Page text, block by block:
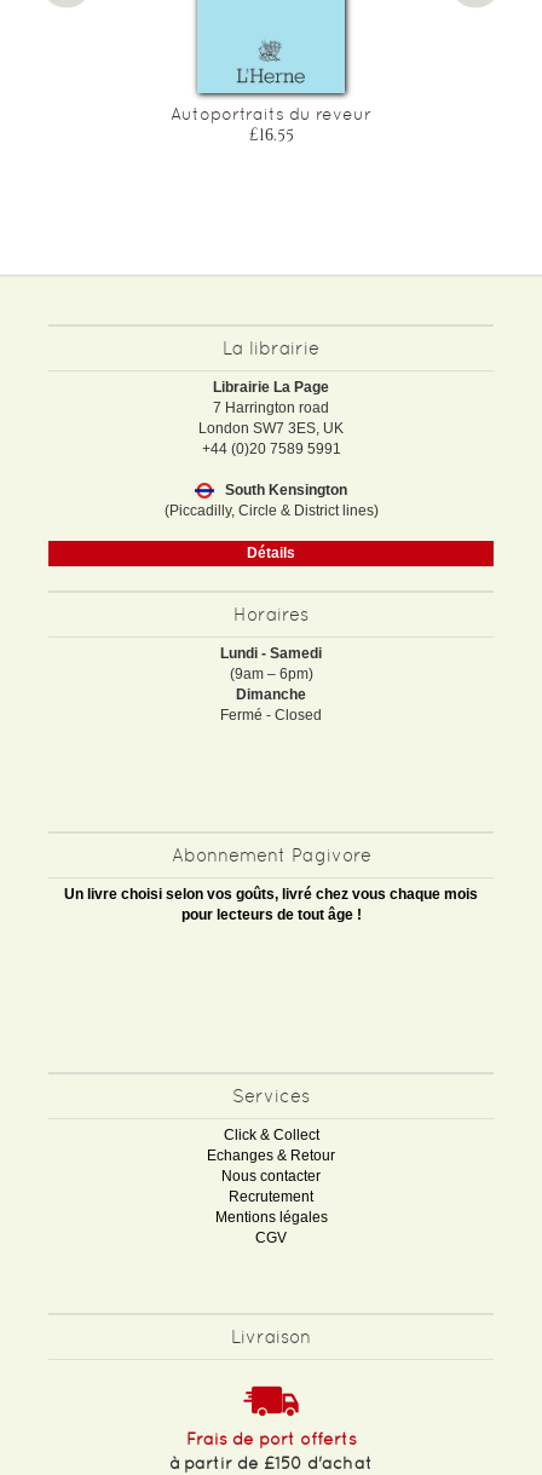
Autoportraits du reveur
£16.55
La librairie
Librairie La Page
7 Harrington road
London SW7 3ES, UK
+44 (0)20 7589 5991
South Kensington
(Piccadilly, Circle & District lines)
Détails
Horaires
Lundi - Samedi
(9am – 6pm)
Dimanche
Fermé - Closed
Abonnement Pagivore
Un livre choisi selon vos goûts, livré chez vous chaque mois
pour lecteurs de tout âge !
Services
Click & Collect
Echanges & Retour
Nous contacter
Recrutement
Mentions légales
CGV
Livraison
Frais de port offerts
à partir de £150 d'achat